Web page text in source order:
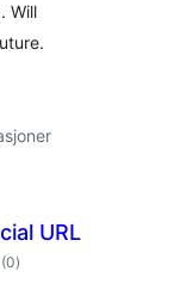
Will
URL
(0totale
vurderinger
)